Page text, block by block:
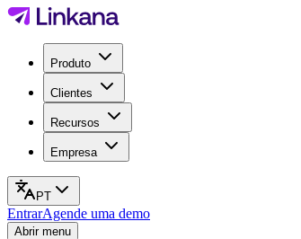
Produto
Clientes
Recursos
Empresa
PT
EntrarAgende uma demo
Abrir menu